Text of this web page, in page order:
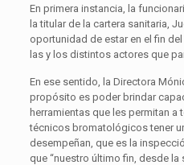
En primera instancia, la
la titular de la cartera sanitaria,
oportunidad de estar en el fin
las y los distintos actores que
En ese sentido, la Directora
propósito es poder brindar
herramientas que les permitan
técnicos bromatológicos tener
desempeñan, que es la
que “nuestro último fin, desde